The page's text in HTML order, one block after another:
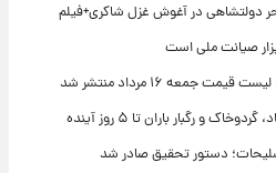
دولتشاهی در آغوش غزل شاکری+فیلم
صیانت ملی است
جمعه ۱۶ مرداد منتشر شد
و رگبار باران تا ۵ روز آینده
دستور تحقیق صادر شد